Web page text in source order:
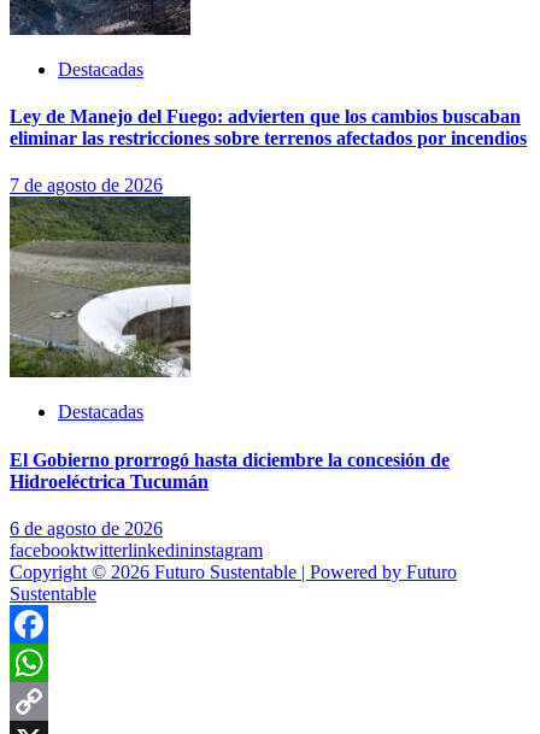
Destacadas
Ley de Manejo del Fuego: advierten que los cambios buscaban
eliminar las restricciones sobre terrenos afectados por incendios
7 de agosto de 2026
Destacadas
El Gobierno prorrogó hasta diciembre la concesión de
Hidroeléctrica Tucumán
6 de agosto de 2026
facebooktwitterlinkedininstagram
Copyright © 2026 Futuro Sustentable | Powered by Futuro
Sustentable
Facebook
WhatsApp